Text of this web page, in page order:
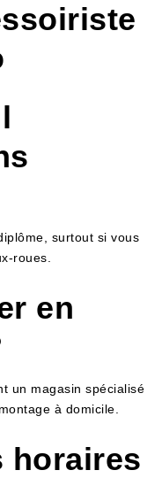
surtout si vous
roues.
en
un magasin spécialisé
à domicile.
horaires